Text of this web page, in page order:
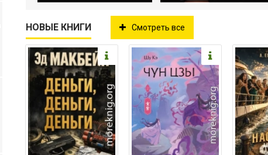
НОВЫЕ КНИГИ Смотреть все